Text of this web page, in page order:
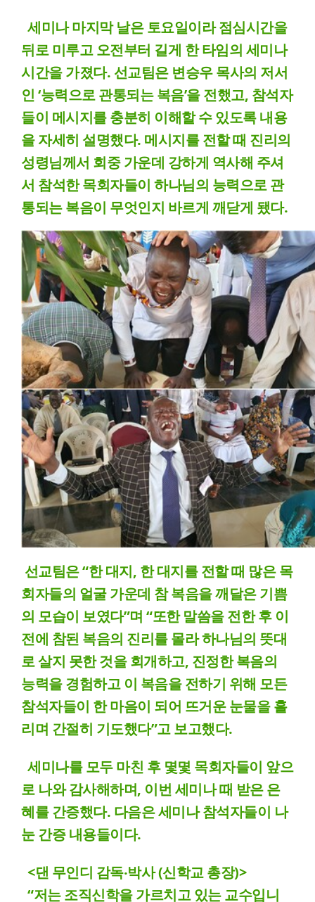
세미나 마지막 날은 토요일이라 점심시간을
뒤로 미루고 오전부터 길게 한 타임의 세미나
시간을 가졌다. 선교팀은 변승우 목사의 저서
인 ‘능력으로 관통되는 복음’을 전했고, 참석자
들이 메시지를 충분히 이해할 수 있도록 내용
을 자세히 설명했다. 메시지를 전할 때 진리의
성령님께서 회중 가운데 강하게 역사해 주셔
서 참석한 목회자들이 하나님의 능력으로 관
통되는 복음이 무엇인지 바르게 깨닫게 됐다.
선교팀은 “한 대지, 한 대지를 전할 때 많은 목
회자들의 얼굴 가운데 참 복음을 깨달은 기쁨
의 모습이 보였다”며 “또한 말씀을 전한 후 이
전에 참된 복음의 진리를 몰라 하나님의 뜻대
로 살지 못한 것을 회개하고, 진정한 복음의
능력을 경험하고 이 복음을 전하기 위해 모든
참석자들이 한 마음이 되어 뜨거운 눈물을 흘
리며 간절히 기도했다”고 보고했다.
세미나를 모두 마친 후 몇몇 목회자들이 앞으
로 나와 감사해하며, 이번 세미나 때 받은 은
혜를 간증했다. 다음은 세미나 참석자들이 나
눈 간증 내용들이다.
<댄 무인디 감독‧박사 (신학교 총장)>
“저는 조직신학을 가르치고 있는 교수입니